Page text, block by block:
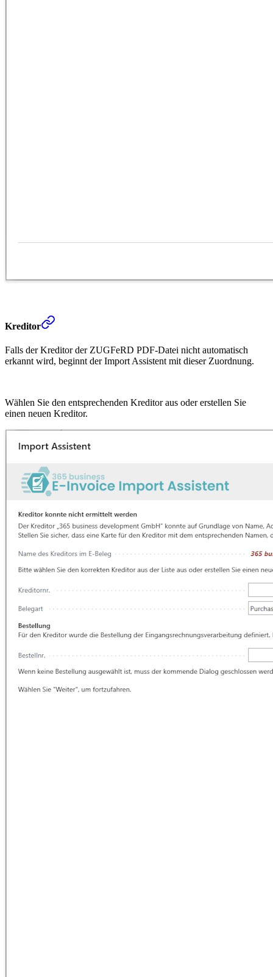
Kreditor
Falls der Kreditor der ZUGFeRD PDF-Datei nicht automatisch
erkannt wird, beginnt der Import Assistent mit dieser Zuordnung.
Wählen Sie den entsprechenden Kreditor aus oder erstellen Sie
einen neuen Kreditor.